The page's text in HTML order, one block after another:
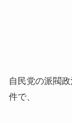
自民党の派閥
件で、